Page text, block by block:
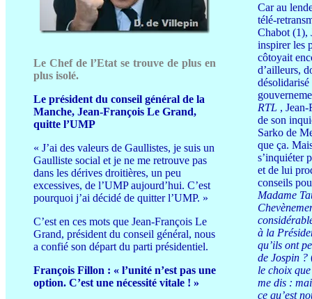
Le Chef de l’Etat se trouve de plus en
plus isolé.
Le président du conseil général de la
Manche, Jean-François Le Grand,
quitte l’UMP
« J’ai des valeurs de Gaullistes, je suis un
Gaulliste social et je ne me retrouve pas
dans les dérives droitières, un peu
excessives, de l’UMP aujourd’hui. C’est
pourquoi j’ai décidé de quitter l’UMP. »
C’est en ces mots que Jean-François Le
Grand, président du conseil général, nous
a confié son départ du parti présidentiel.
François Fillon : « l’unité n’est pas une
option. C’est une nécessité vitale ! »
Car au
télé-
Chabot (1),
inspirer les
côtoyait
d’ailleurs,
RTL ,
de son
Sarko de
que ça.
s’inquiéter
et de lui
conseils
Madame
à la
qu’ils ont
de Jospin ?
le choix
me dis :
ce qu’est